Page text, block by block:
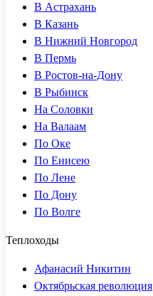
В Астрахань
В Казань
В Нижний Новгород
В Пермь
В Ростов-на-Дону
В Рыбинск
На Соловки
На Валаам
По Оке
По Енисею
По Лене
По Дону
По Волге
Теплоходы
Афанасий Никитин
Октябрьская революция